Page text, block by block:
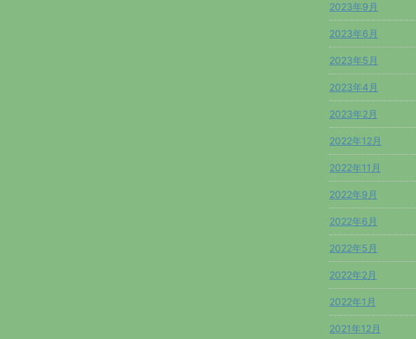
2023年9月
2023年6月
2023年5月
2023年4月
2023年2月
2022年12月
2022年11月
2022年9月
2022年6月
2022年5月
2022年2月
2022年1月
2021年12月